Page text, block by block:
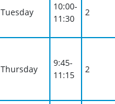
Tuesday
10:00-
11:30
2
Thursday
9:45-
11:15
2